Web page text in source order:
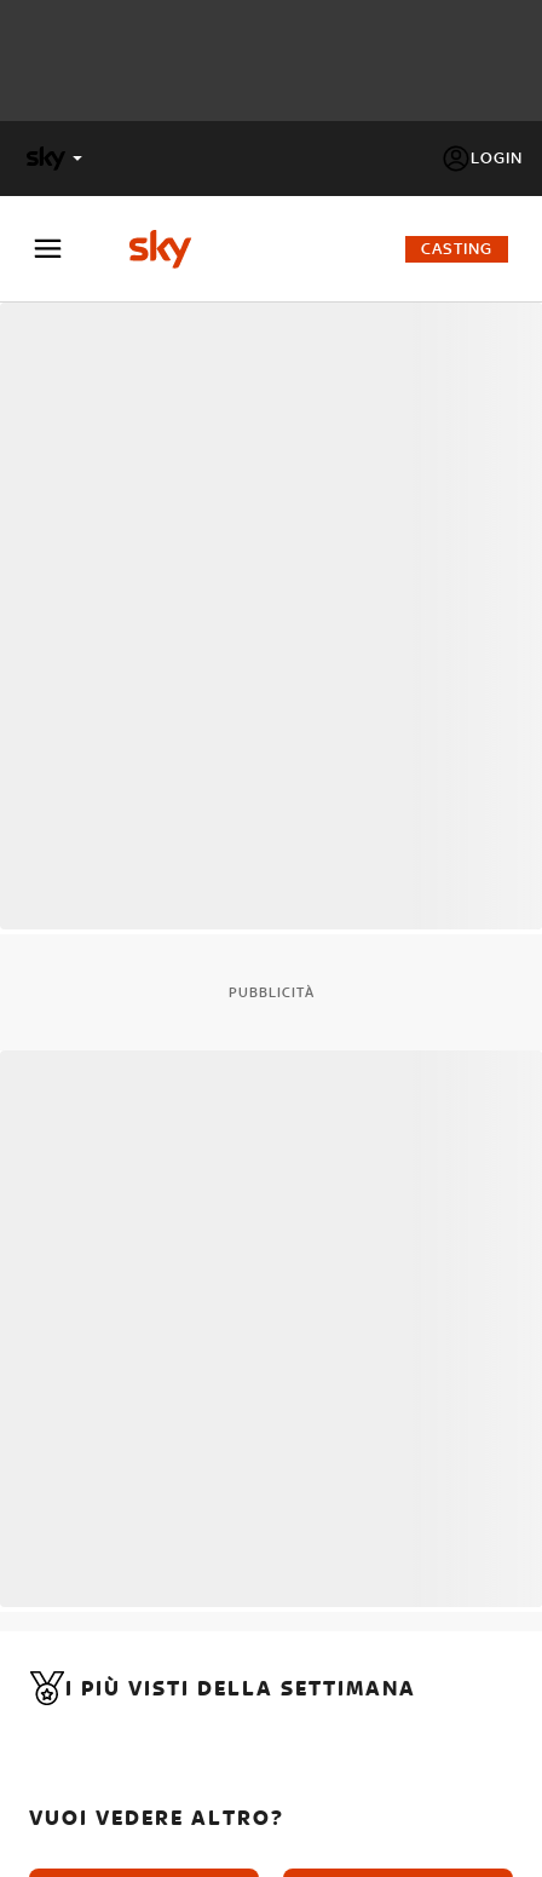
LOGIN
FACTOR
CASTING
PUBBLICITÀ
I PIÙ VISTI DELLA SETTIMANA
VUOI VEDERE ALTRO?